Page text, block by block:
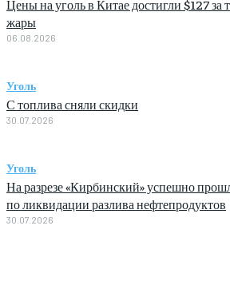
Цены на уголь в Китае достигли $127 за
жары
06.08.2026
Уголь
С топлива сняли скидки
30.07.2026
Уголь
На разрезе «Кирбинский» успешно
по ликвидации разлива нефтепродуктов
30.07.2026